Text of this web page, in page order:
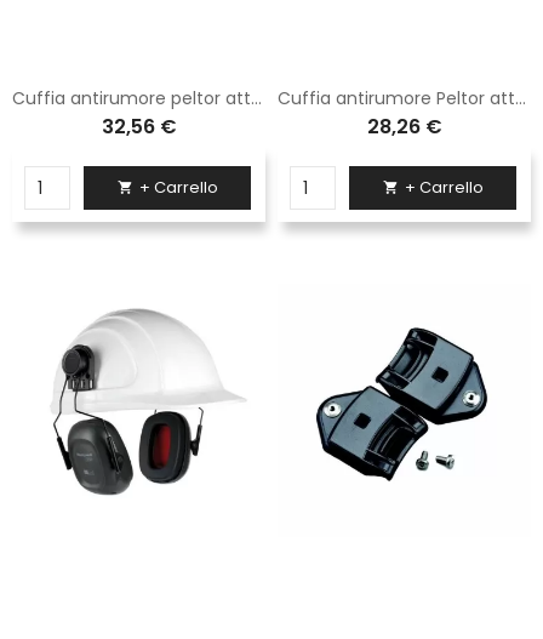
Cuffia antirumore peltor attenuazione media
32,56 €
 + Carrello
Cuffia antirumore Peltor attenuazione bassa
28,26 €
 + Carrello